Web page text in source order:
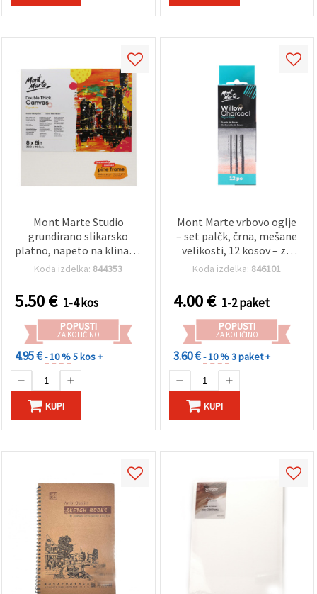
Mont Marte Studio
grundirano slikarsko
platno, napeto na klinasti
okvir iz borovine, Pro
debelina), 20,3 x 20,3 cm
Koda izdelka: 844353
5.50€ 1-4 kos
POPUSTI
ZA KOLIČINO
4.95 €- 10 %5 kos +
KUPI
Mont Marte vrbovo oglje
– set palčk, črna, mešane
velikosti, 12 kosov – za
risanje in skiciranje, za
Koda izdelka: 846101
4.00€ 1-2 paket
POPUSTI
ZA KOLIČINO
3.60 €- 10 %3 paket +
KUPI